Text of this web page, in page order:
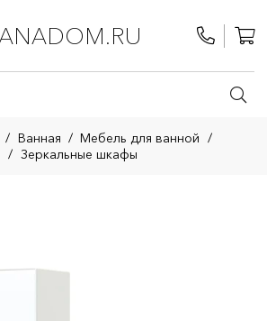
/ Ванная / Мебель для ванной /
/ Зеркальные шкафы